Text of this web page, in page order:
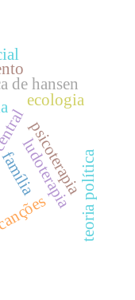
de hansen
ludoterapia
psicoterapia
ecologia
teoria política